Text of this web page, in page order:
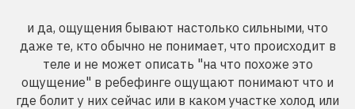
и да, ощущения бывают настолько сильными, что
даже те, кто обычно не понимает, что происходит в
теле и не может описать "на что похоже это
ощущение" в ребефинге ощущают понимают что и
где болит у них сейчас или в каком участке холод или